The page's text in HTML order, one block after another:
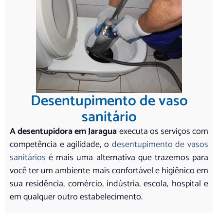
Desentupimento de vaso
sanitário
A desentupidora em Jaraguaexecuta os serviços com
competência e agilidade, o desentupimento de vasos
sanitários é mais uma alternativa que trazemos para
você ter um ambiente mais confortável e higiênico em
sua residência, comércio, indústria, escola, hospital e
em qualquer outro estabelecimento.